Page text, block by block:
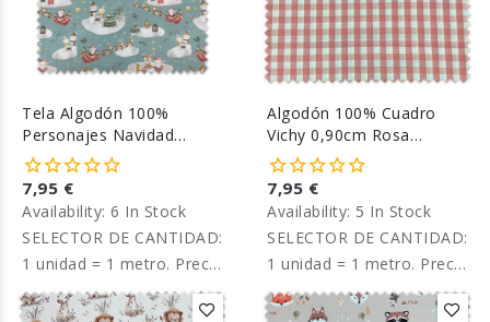
Tela Algodón 100%
Personajes Navidad
Fondo Agua Marina
7,95 €
Availability: 6 In Stock
SELECTOR DE CANTIDAD:
1 unidad = 1 metro. Precio
por metro.
Algodón 100% Cuadro
Vichy 0,90cm Rosa
Empolvado
7,95 €
Availability: 5 In Stock
SELECTOR DE CANTIDAD:
1 unidad = 1 metro. Precio
por metro.